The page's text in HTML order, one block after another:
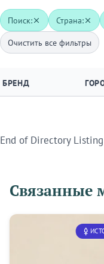
Поиск: Страна:
Очистить все фильтры
БРЕНД
End of Directory
Связанные